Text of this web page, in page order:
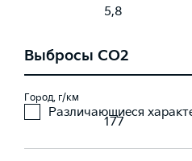
Различающиеся
5,8
Выбросы CO2
Город, г/км
177